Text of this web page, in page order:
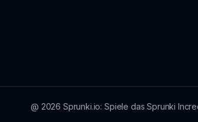
@ 2026 Sprunki.io: Spiele das Sprunki